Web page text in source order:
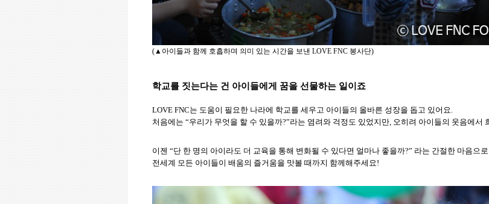
( ▲아이들과 함께 호흡하며 의미 있는 시간을 보낸 LOVE FNC 봉사단)
학교를 짓는다는 건 아이들에게 꿈을 선물하는 일이죠
LOVE FNC는 도움이 필요한 나라에 학교를 세우고 아이들의 올바른 성장을 돕고 있어요.
처음에는 “우리가 무엇을 할 수 있을까?”라는 염려와 걱정도 있었지만, 오히려 아이들의 웃음에서
이젠 “단 한 명의 아이라도 더 교육을 통해 변화될 수 있다면 얼마나 좋을까?” 라는 간절한 마음으
전세계 모든 아이들이 배움의 즐거움을 맛볼 때까지 함께해주세요!